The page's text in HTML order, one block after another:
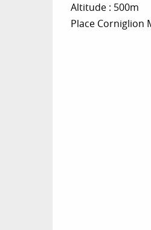
Altitude : 500m
Place Corniglion